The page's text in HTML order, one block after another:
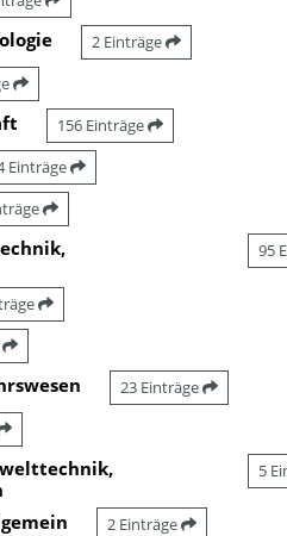
2 Einträge
156 Einträge
Einträge
95
23 Einträge
5
2 Einträge